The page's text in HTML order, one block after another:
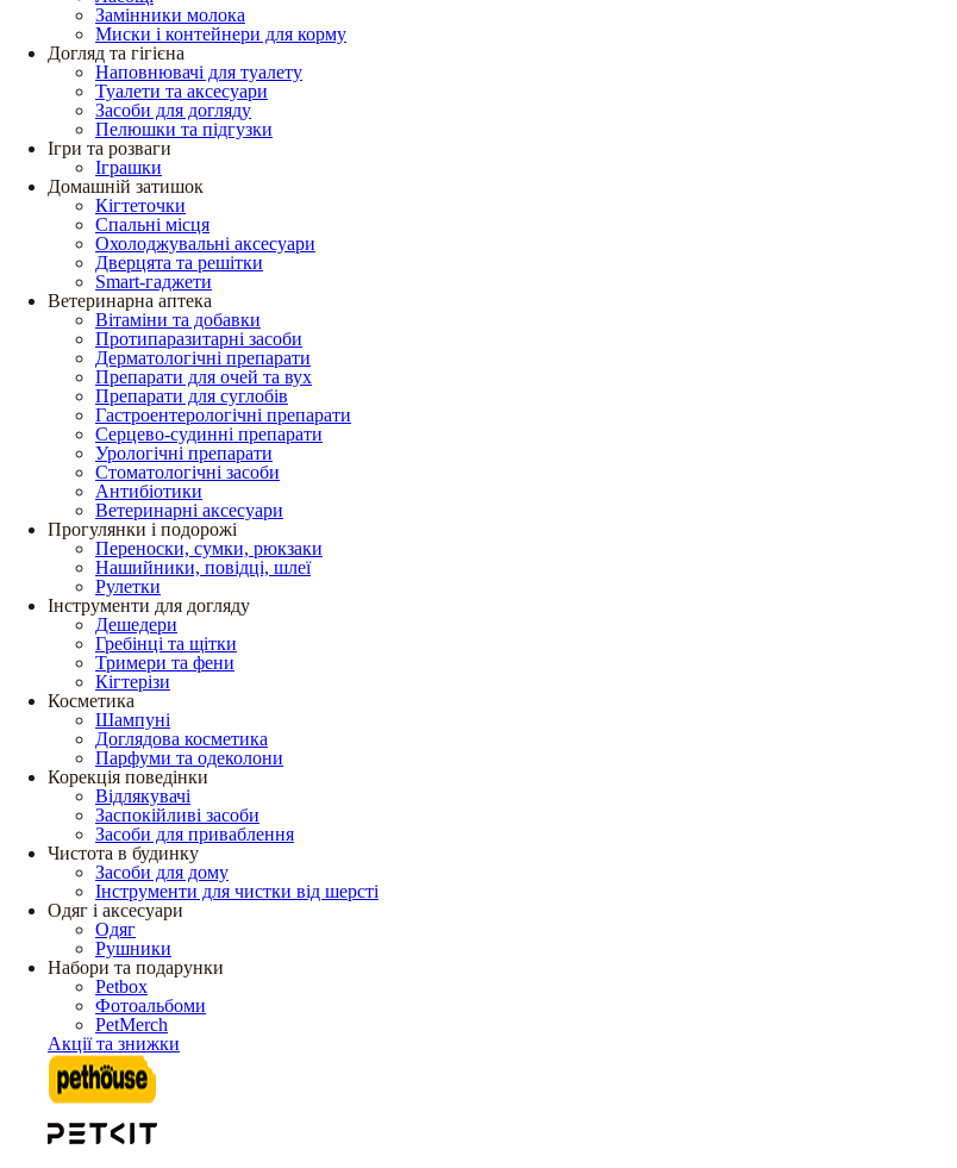
Замінники молока
Миски і контейнери для корму
Догляд та гігієна
Наповнювачі для туалету
Туалети та аксесуари
Засоби для догляду
Пелюшки та підгузки
Ігри та розваги
Іграшки
Домашній затишок
Кігтеточки
Спальні місця
Охолоджувальні аксесуари
Дверцята та решітки
Smart-гаджети
Ветеринарна аптека
Вітаміни та добавки
Протипаразитарні засоби
Дерматологічні препарати
Препарати для очей та вух
Препарати для суглобів
Гастроентерологічні препарати
Серцево-судинні препарати
Урологічні препарати
Стоматологічні засоби
Антибіотики
Ветеринарні аксесуари
Прогулянки і подорожі
Переноски, сумки, рюкзаки
Нашийники, повідці, шлеї
Рулетки
Інструменти для догляду
Дешедери
Гребінці та щітки
Тримери та фени
Кігтерізи
Косметика
Шампуні
Доглядова косметика
Парфуми та одеколони
Корекція поведінки
Відлякувачі
Заспокійливі засоби
Засоби для приваблення
Чистота в будинку
Засоби для дому
Інструменти для чистки від шерсті
Одяг і аксесуари
Одяг
Рушники
Набори та подарунки
Petbox
Фотоальбоми
PetMerch
Акції та знижки